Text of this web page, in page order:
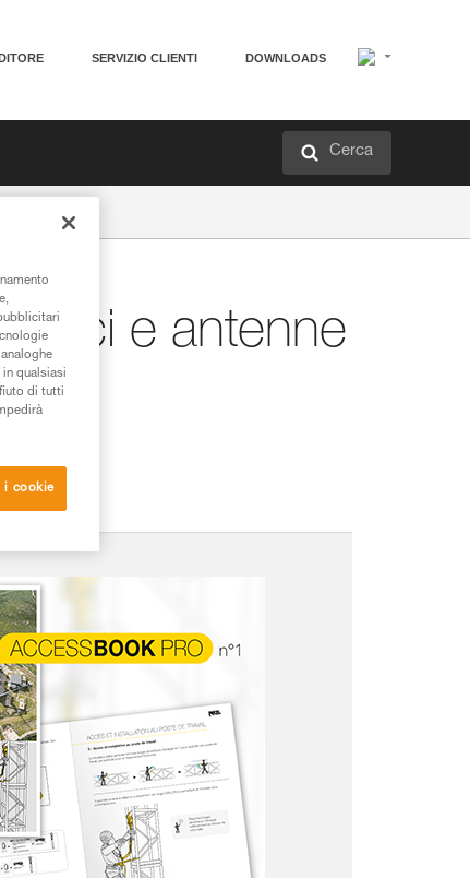
SERVIZIO CLIENTI DOWNLOADS
Cerca
e antenne
in qualsiasi
di tutti
i cookie